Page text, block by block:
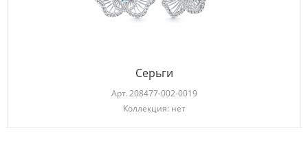
Серьги
Арт. 208477-002-0019
Коллекция: нет